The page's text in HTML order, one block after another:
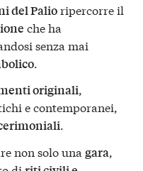
del Palioripercorre il
che ha
senza mai
.
originali,
e contemporanei,
.
non solo una gara,